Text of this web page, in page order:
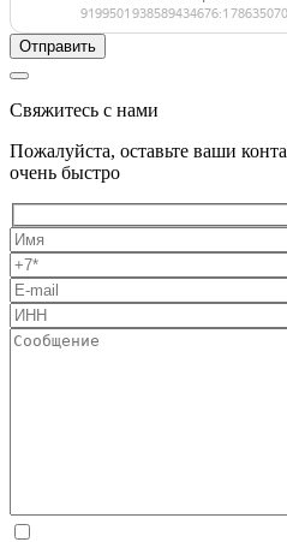
Свяжитесь с нами
Пожалуйста, оставьте ваши
очень быстро